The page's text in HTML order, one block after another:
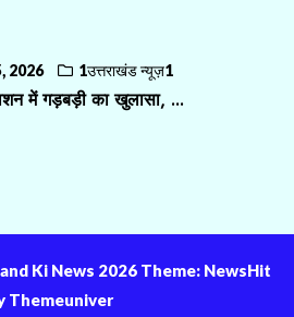
2026 1उत्तराखंड न्यूज़1
में गड़बड़ी का खुलासा, ...
Ki News 2026 Theme: NewsHit
Themeuniver